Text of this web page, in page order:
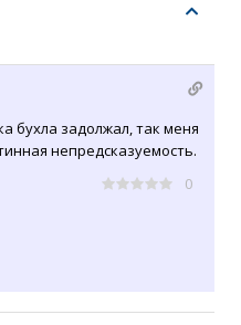
бухла задолжал, так меня
непредсказуемость.
0